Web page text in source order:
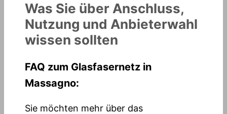
Was Sie über Anschluss,
Nutzung und Anbieterwahl
wissen sollten
FAQ zum Glasfasernetz in
Massagno:
Sie möchten mehr über das